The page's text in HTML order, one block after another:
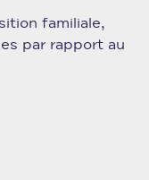
familiale,
par rapport au